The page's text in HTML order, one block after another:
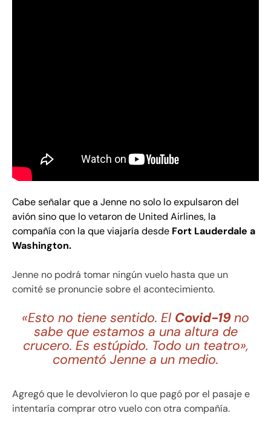
Cabe señalar que a Jenne no solo lo expulsaron del
avión sino que lo vetaron de United Airlines, la
compañía con la que viajaría desde Fort Lauderdale a
Washington.
Jenne no podrá tomar ningún vuelo hasta que un
comité se pronuncie sobre el acontecimiento.
«Esto no tiene sentido. El Covid-19no
sabe que estamos a una altura de
crucero. Es estúpido. Todo un teatro»,
comentó Jenne a un medio.
Agregó que le devolvieron lo que pagó por el pasaje e
intentaría comprar otro vuelo con otra compañía.